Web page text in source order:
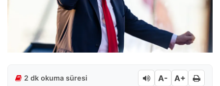
2 dk okuma süresi A- A+